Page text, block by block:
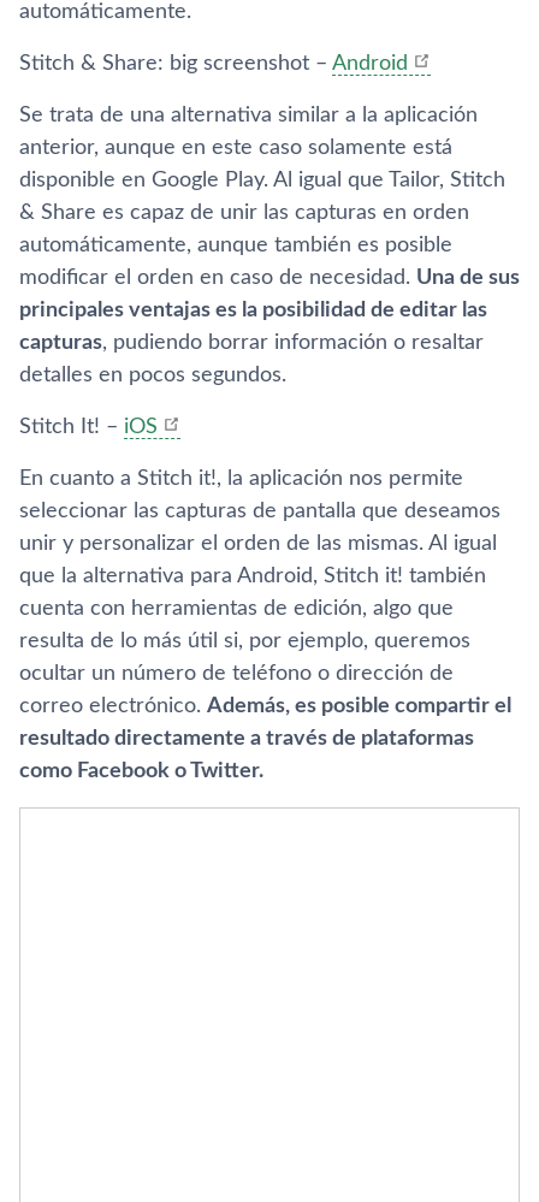
automáticamente.
Stitch & Share: big screenshot – Android
Se trata de una alternativa similar a la aplicación
anterior, aunque en este caso solamente está
disponible en Google Play. Al igual que Tailor, Stitch
& Share es capaz de unir las capturas en orden
automáticamente, aunque también es posible
modificar el orden en caso de necesidad. Una de sus
principales ventajas es la posibilidad de editar las
capturas, pudiendo borrar información o resaltar
detalles en pocos segundos.
Stitch It! – iOS
En cuanto a Stitch it!, la aplicación nos permite
seleccionar las capturas de pantalla que deseamos
unir y personalizar el orden de las mismas. Al igual
que la alternativa para Android, Stitch it! también
cuenta con herramientas de edición, algo que
resulta de lo más útil si, por ejemplo, queremos
ocultar un número de teléfono o dirección de
correo electrónico. Además, es posible compartir el
resultado directamente a través de plataformas
como Facebook o Twitter.